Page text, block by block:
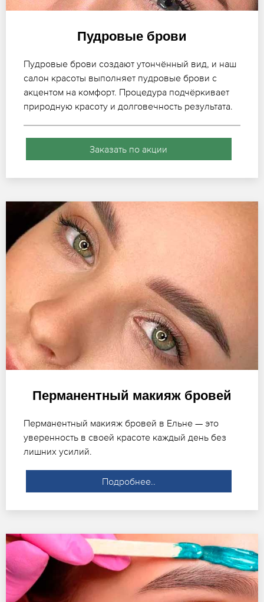
Пудровые брови
Пудровые брови создают утончённый вид, и наш
салон красоты выполняет пудровые брови с
акцентом на комфорт. Процедура подчёркивает
природную красоту и долговечность результата.
Заказать по акции
Перманентный макияж бровей
Перманентный макияж бровей в Ельне — это
уверенность в своей красоте каждый день без
лишних усилий.
Подробнее..